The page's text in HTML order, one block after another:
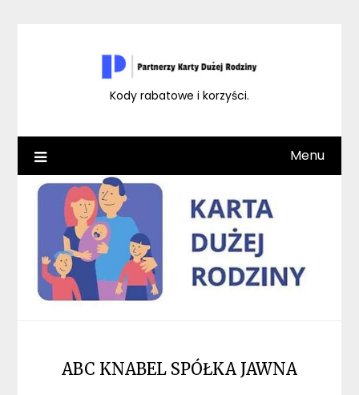
Kody rabatowe i korzyści.
Menu
ABC KNABEL SPÓŁKA JAWNA